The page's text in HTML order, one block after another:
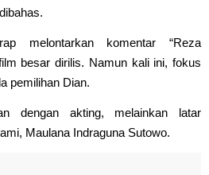
melontarkan komentar “Reza
besar dirilis. Namun kali ini, fokus
pemilihan Dian.
dengan akting, melainkan latar
Maulana Indraguna Sutowo.